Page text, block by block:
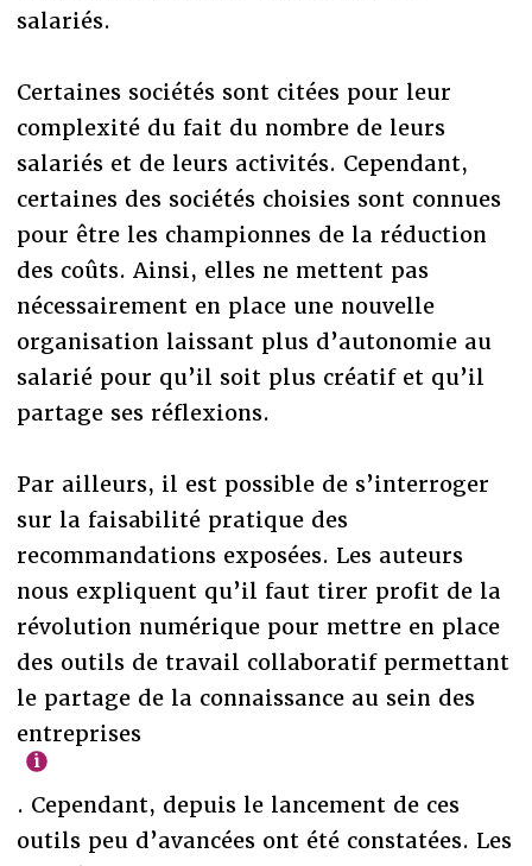
salariés.
Certaines sociétés sont citées pour leur
complexité du fait du nombre de leurs
salariés et de leurs activités. Cependant,
certaines des sociétés choisies sont connues
pour être les championnes de la réduction
des coûts. Ainsi, elles ne mettent pas
nécessairement en place une nouvelle
organisation laissant plus d’autonomie au
salarié pour qu’il soit plus créatif et qu’il
partage ses réflexions.
Par ailleurs, il est possible de s’interroger
sur la faisabilité pratique des
recommandations exposées. Les auteurs
nous expliquent qu’il faut tirer profit de la
révolution numérique pour mettre en place
des outils de travail collaboratif permettant
le partage de la connaissance au sein des
entreprises
. Cependant, depuis le lancement de ces
outils peu d’avancées ont été constatées. Les